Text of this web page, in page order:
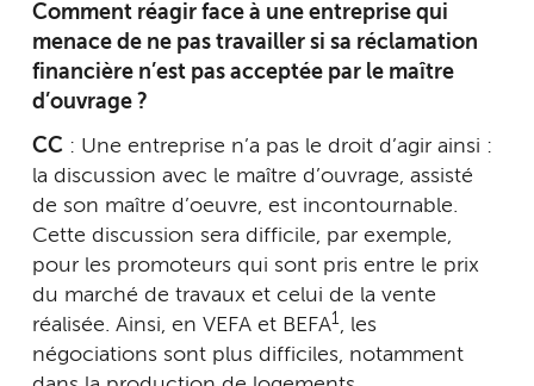
Comment réagir face à une entreprise qui
menace de ne pas travailler si sa réclamation
financière n’est pas acceptée par le maître
d’ouvrage ?
CC : Une entreprise n’a pas le droit d’agir ainsi :
la discussion avec le maître d’ouvrage, assisté
de son maître d’oeuvre, est incontournable.
Cette discussion sera difficile, par exemple,
pour les promoteurs qui sont pris entre le prix
du marché de travaux et celui de la vente
réalisée. Ainsi, en VEFA et BEFA1 , les
négociations sont plus difficiles, notamment